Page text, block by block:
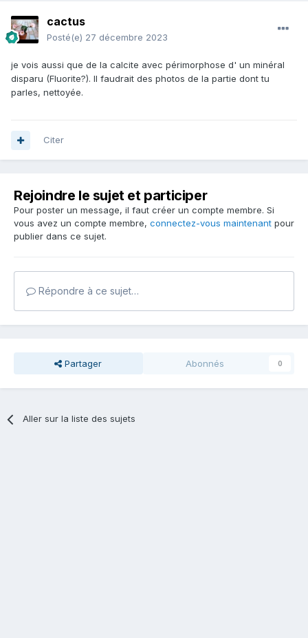
cactus
Posté(e) 27 décembre 2023
je vois aussi que de la calcite avec périmorphose d' un minéral
disparu (Fluorite?). Il faudrait des photos de la partie dont tu
parles, nettoyée.
Citer
Rejoindre le sujet et participer
Pour poster un message, il faut créer un compte membre. Si
vous avez un compte membre, connectez-vous maintenant pour
publier dans ce sujet.
Répondre à ce sujet…
Partager Abonnés 0
Aller sur la liste des sujets